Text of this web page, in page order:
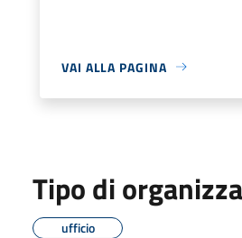
VAI ALLA PAGINA
Tipo di
ufficio